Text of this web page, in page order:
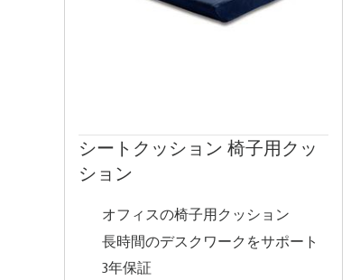
シートクッション 椅子用クッ
ション
オフィスの椅子用クッション
長時間のデスクワークをサポート
3年保証